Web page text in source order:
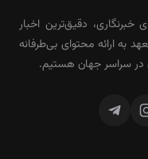
خبرنگاری، دقیق‌ترین اخبار
به ارائه محتوای بی‌طرفانه
در سراسر جهان هستیم.